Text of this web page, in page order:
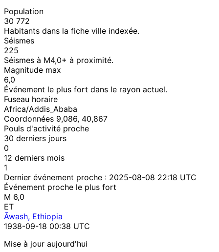
Population
30 772
Habitants dans la fiche ville indexée.
Séismes
225
Séismes à M4,0+ à proximité.
Magnitude max
6,0
Événement le plus fort dans le rayon actuel.
Fuseau horaire
Africa/Addis_Ababa
Coordonnées 9,086, 40,867
Pouls d'activité proche
30 derniers jours
0
12 derniers mois
1
Dernier événement proche : 2025-08-08 22:18 UTC
Événement proche le plus fort
M 6,0
ET
Āwash, Ethiopia
1938-09-18 00:38 UTC
Mise à jour aujourd'hui